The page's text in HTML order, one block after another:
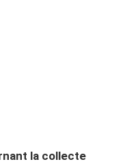
la collecte